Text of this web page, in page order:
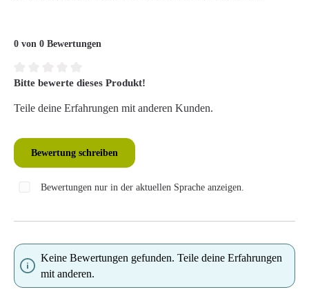
0 von 0 Bewertungen
Durchschnittliche Bewertung von 0 von 5 Sternen
Bitte bewerte dieses Produkt!
Teile deine Erfahrungen mit anderen Kunden.
Bewertung schreiben
Bewertungen nur in der aktuellen Sprache anzeigen.
Keine Bewertungen gefunden. Teile deine Erfahrungen
mit anderen.